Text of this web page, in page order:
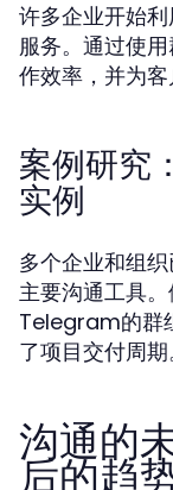
许多企业开始
服务。通过使
作效率，并为客
案例研究
实例
多个企业和组
主要沟通工具
Telegram的群
了项目交付周期
沟通的
后的趋